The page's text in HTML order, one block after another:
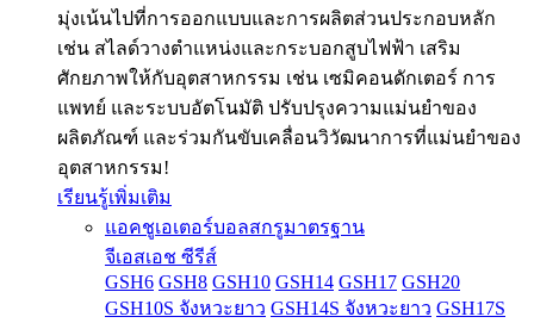
มุ่งเน้นไปที่การออกแบบและการผลิตส่วนประกอบหลัก
เช่น สไลด์วางตำแหน่งและกระบอกสูบไฟฟ้า เสริม
ศักยภาพให้กับอุตสาหกรรม เช่น เซมิคอนดักเตอร์ การ
แพทย์ และระบบอัตโนมัติ ปรับปรุงความแม่นยำของ
ผลิตภัณฑ์ และร่วมกันขับเคลื่อนวิวัฒนาการที่แม่นยำของ
อุตสาหกรรม!
เรียนรู้เพิ่มเติม
แอคชูเอเตอร์บอลสกรูมาตรฐาน
จีเอสเอช ซีรีส์
GSH6 GSH8 GSH10 GSH14 GSH17 GSH20
GSH10S จังหวะยาว GSH14S จังหวะยาว GSH17S